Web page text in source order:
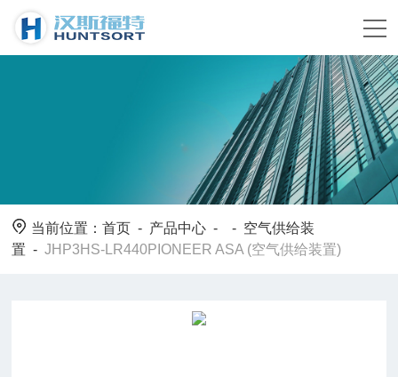
当前位置：首页 - 产品中心 - - 空气供给装
置 -JHP3HS-LR440PIONEER ASA (空气供给装置)